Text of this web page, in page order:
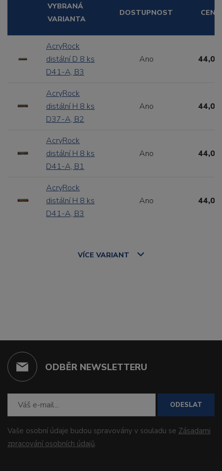
VYBRANÁ
VARIANTA
DOSTUPNOST CENA
AcryRock
distální D 8 ks
D41-A, B3
Ano 44,00
AcryRock
distální H 8 ks
D37-A, B2
Ano 44,00
AcryRock
distální H 8 ks
D41-A, B1
Ano 44,00
AcryRock
distální H 8 ks
D41-A, B3
Ano 44,00
VÍCE VARIANT
ODBĚR NEWSLETTERU
ODESLAT
Vaše osobní údaje budou spravovány v souladu se Zásadami
zpracování osobních údajů.